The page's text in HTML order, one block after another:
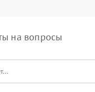
на вопросы